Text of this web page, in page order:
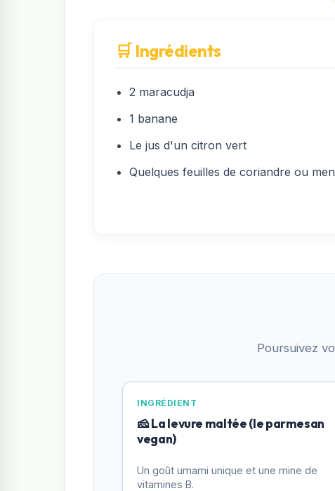
🛒 Ingrédients
2 maracudja
1 banane
Le jus d'un citron vert
Quelques feuilles de coriandre ou
Poursuivez
INGRÉDIENT
🧀 La levure maltée (le parmesan
vegan)
Un goût umami unique et une mine de
vitamines B.